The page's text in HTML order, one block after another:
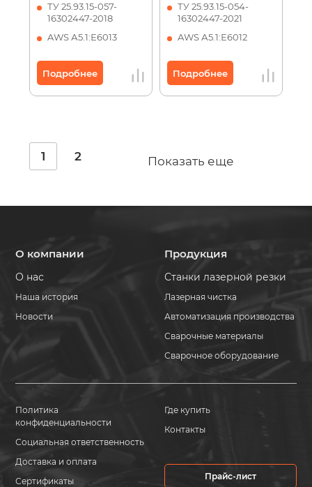
ТУ 25.93.15-057-
16302447-2018
AWS А5.1:Е6013
Подробнее
ТУ 25.93.15-054-
16302447-2021
AWS А5.1:Е6012
Подробнее
1 2 Показать еще
О компании
О нас
Наша история
Новости
Продукция
Станки лазерной резки
Лазерная чистка
Автоматизация производства
Сварочные материалы
Сварочное оборудование
Политика
конфиденциальности
Социальная ответственность
Доставка и оплата
Сертификаты
Где купить
Контакты
Прайс-лист